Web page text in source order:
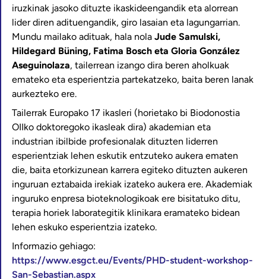
iruzkinak jasoko dituzte ikaskideengandik eta alorrean
lider diren adituengandik, giro lasaian eta lagungarrian.
Mundu mailako adituak, hala nola Jude Samulski,
Hildegard Büning, Fatima Bosch eta Gloria González
Aseguinolaza, tailerrean izango dira beren aholkuak
emateko eta esperientzia partekatzeko, baita beren lanak
aurkezteko ere.
Tailerrak Europako 17 ikasleri (horietako bi Biodonostia
OIIko doktoregoko ikasleak dira) akademian eta
industrian ibilbide profesionalak dituzten liderren
esperientziak lehen eskutik entzuteko aukera ematen
die, baita etorkizunean karrera egiteko dituzten aukeren
inguruan eztabaida irekiak izateko aukera ere. Akademiak
inguruko enpresa bioteknologikoak ere bisitatuko ditu,
terapia horiek laborategitik klinikara eramateko bidean
lehen eskuko esperientzia izateko.
Informazio gehiago:
https://www.esgct.eu/Events/PHD-student-workshop-
San-Sebastian.aspx